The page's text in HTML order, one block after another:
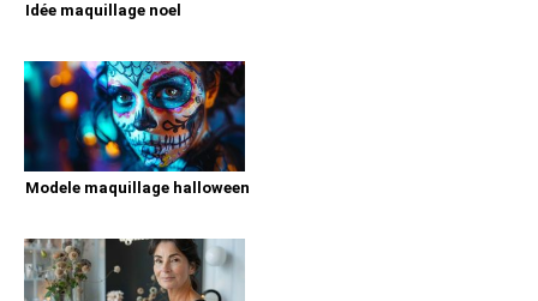
Idée maquillage noel
Modele maquillage halloween